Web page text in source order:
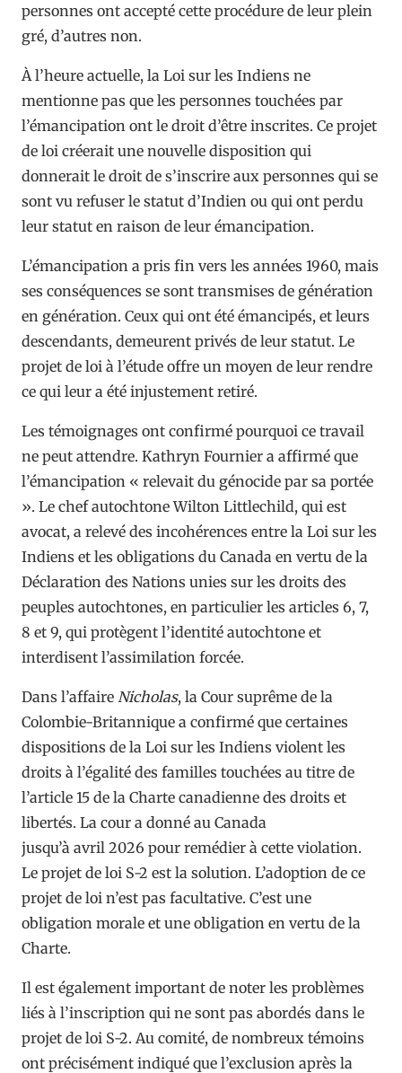
personnes ont accepté cette procédure de leur plein
gré, d’autres non.
À l’heure actuelle, la Loi sur les Indiens ne
mentionne pas que les personnes touchées par
l’émancipation ont le droit d’être inscrites. Ce projet
de loi créerait une nouvelle disposition qui
donnerait le droit de s’inscrire aux personnes qui se
sont vu refuser le statut d’Indien ou qui ont perdu
leur statut en raison de leur émancipation.
L’émancipation a pris fin vers les années 1960, mais
ses conséquences se sont transmises de génération
en génération. Ceux qui ont été émancipés, et leurs
descendants, demeurent privés de leur statut. Le
projet de loi à l’étude offre un moyen de leur rendre
ce qui leur a été injustement retiré.
Les témoignages ont confirmé pourquoi ce travail
ne peut attendre. Kathryn Fournier a affirmé que
l’émancipation « relevait du génocide par sa portée
». Le chef autochtone Wilton Littlechild, qui est
avocat, a relevé des incohérences entre la Loi sur les
Indiens et les obligations du Canada en vertu de la
Déclaration des Nations unies sur les droits des
peuples autochtones, en particulier les articles 6, 7,
8 et 9, qui protègent l’identité autochtone et
interdisent l’assimilation forcée.
Dans l’affaire Nicholas, la Cour suprême de la
Colombie-Britannique a confirmé que certaines
dispositions de la Loi sur les Indiens violent les
droits à l’égalité des familles touchées au titre de
l’article 15 de la Charte canadienne des droits et
libertés. La cour a donné au Canada
jusqu’à avril 2026 pour remédier à cette violation.
Le projet de loi S-2 est la solution. L’adoption de ce
projet de loi n’est pas facultative. C’est une
obligation morale et une obligation en vertu de la
Charte.
Il est également important de noter les problèmes
liés à l’inscription qui ne sont pas abordés dans le
projet de loi S-2. Au comité, de nombreux témoins
ont précisément indiqué que l’exclusion après la